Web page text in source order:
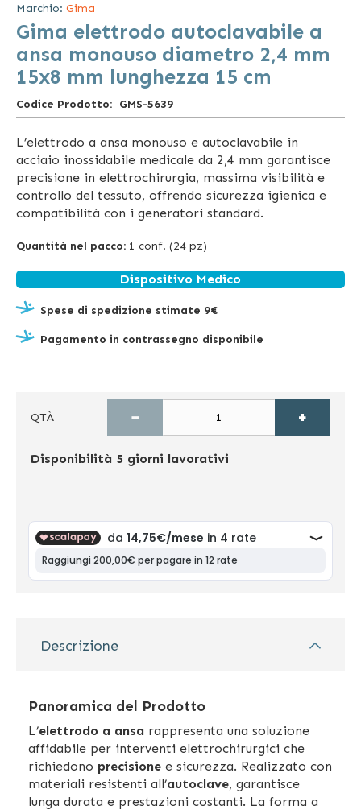
galleria
di
immagini
Marchio: Gima
Gima elettrodo autoclavabile a
ansa monouso diametro 2,4 mm
15x8 mm lunghezza 15 cm
Codice Prodotto GMS-5639
L’elettrodo a ansa monouso e autoclavabile in
acciaio inossidabile medicale da 2,4 mm garantisce
precisione in elettrochirurgia, massima visibilità e
controllo del tessuto, offrendo sicurezza igienica e
compatibilità con i generatori standard.
Quantità nel pacco: 1 conf. (24 pz)
Dispositivo Medico
Spese di spedizione stimate 9€
Pagamento in contrassegno disponibile
QTÀ − +
Disponibilità 5 giorni lavorativi
Descrizione
Panoramica del Prodotto
L’elettrodo a ansa rappresenta una soluzione
affidabile per interventi elettrochirurgici che
richiedono precisione e sicurezza. Realizzato con
materiali resistenti all’autoclave, garantisce
lunga durata e prestazioni costanti. La forma a